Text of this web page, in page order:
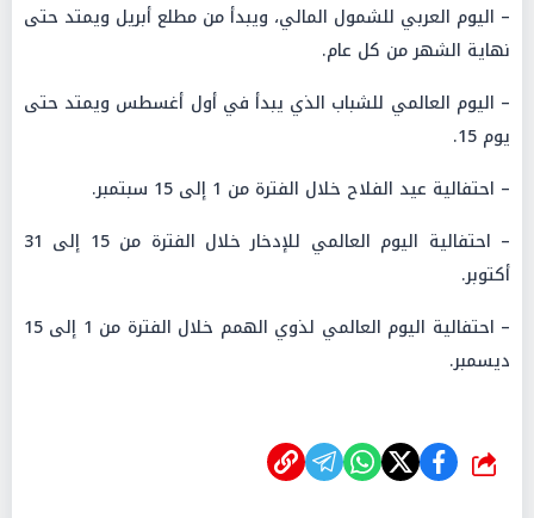
– اليوم العربي للشمول المالي، ويبدأ من مطلع أبريل ويمتد حتى
نهاية الشهر من كل عام.
– اليوم العالمي للشباب الذي يبدأ في أول أغسطس ويمتد حتى
يوم 15.
– احتفالية عيد الفلاح خلال الفترة من 1 إلى 15 سبتمبر.
– احتفالية اليوم العالمي للإدخار خلال الفترة من 15 إلى 31
أكتوبر.
– احتفالية اليوم العالمي لذوي الهمم خلال الفترة من 1 إلى 15
ديسمبر.
شارك